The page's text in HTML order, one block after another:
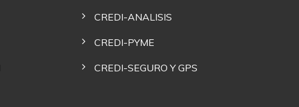
CREDI-ANALISIS
CREDI-PYME
CREDI-SEGURO Y GPS